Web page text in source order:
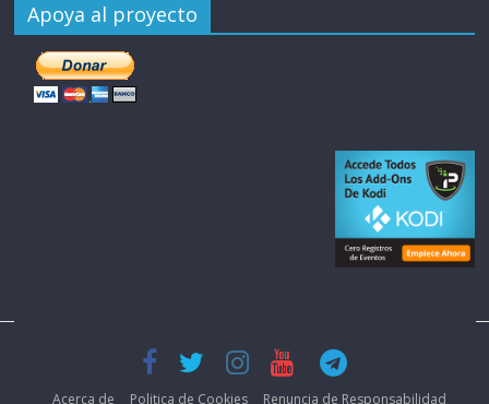
Apoya al proyecto
Acerca de Politica de Cookies Renuncia de Responsabilidad